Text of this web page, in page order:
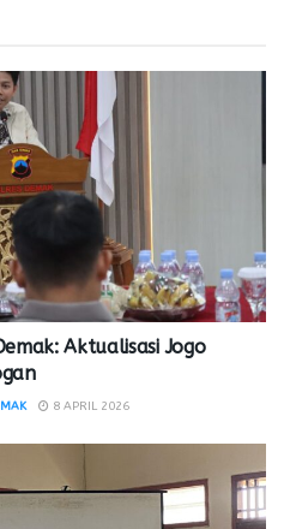
Aktualisasi Jogo
8 APRIL 2026